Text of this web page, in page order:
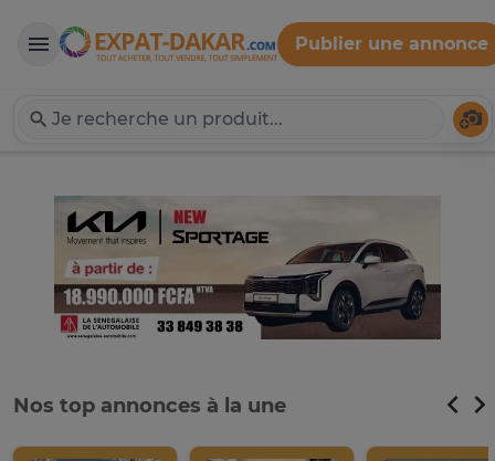
Expat-Dakar
Publier une annonce
Nos top annonces à la une